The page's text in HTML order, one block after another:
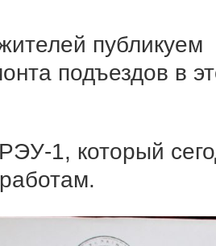
публикуем
подъездов в
1, который